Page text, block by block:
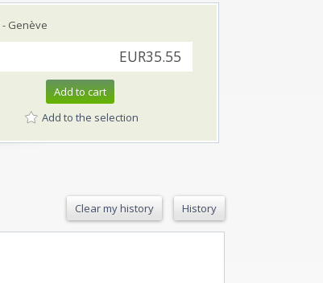
- Genève
EUR35.55
Add to cart
Add to the selection
Clear my history History